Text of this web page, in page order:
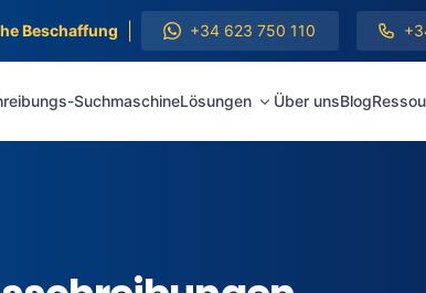
Beschaffung +34 623 750 110
SuchmaschineLösungen Über unsBlog